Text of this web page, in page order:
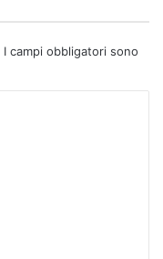
I campi obbligatori sono